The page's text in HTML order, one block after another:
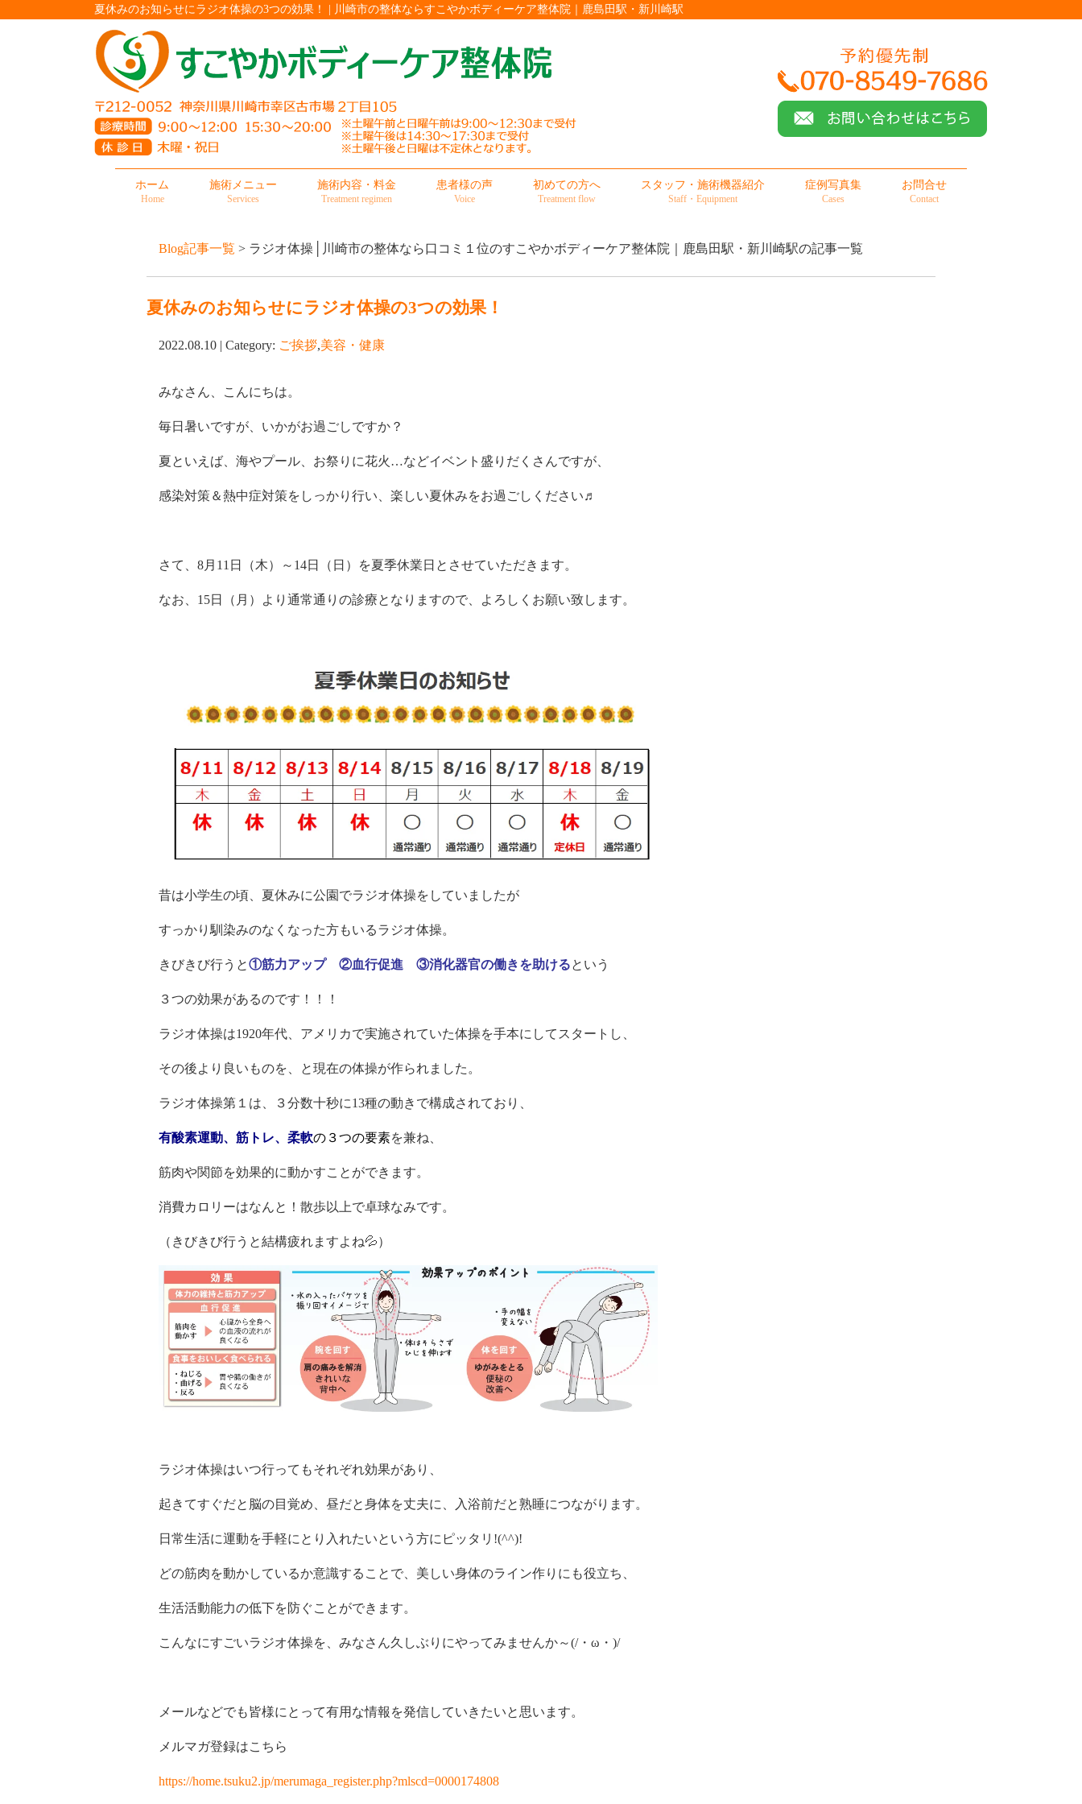
夏休みのお知らせにラジオ体操の3つの効果！ | 川崎市の整体ならすこやかボディーケア整体院｜鹿島田駅・新川崎駅
ホーム
Home
施術メニュー
Services
施術内容・料金
Treatment regimen
患者様の声
Voice
初めての方へ
Treatment flow
スタッフ・施術機器紹介
Staff・Equipment
症例写真集
Cases
お問合せ
Contact
Blog記事一覧 > ラジオ体操│川崎市の整体なら口コミ１位のすこやかボディーケア整体院｜鹿島田駅・新川崎駅の記事一覧
夏休みのお知らせにラジオ体操の3つの効果！
2022.08.10 | Category: ご挨拶,美容・健康
みなさん、こんにちは。
毎日暑いですが、いかがお過ごしですか？
夏といえば、海やプール、お祭りに花火…などイベント盛りだくさんですが、
感染対策＆熱中症対策をしっかり行い、楽しい夏休みをお過ごしください♬
さて、8月11日（木）～14日（日）を夏季休業日とさせていただきます。
なお、15日（月）より通常通りの診療となりますので、よろしくお願い致します。
昔は小学生の頃、夏休みに公園でラジオ体操をしていましたが
すっかり馴染みのなくなった方もいるラジオ体操。
きびきび行うと①筋力アップ ②血行促進 ③消化器官の働きを助けるという
３つの効果があるのです！！！
ラジオ体操は1920年代、アメリカで実施されていた体操を手本にしてスタートし、
その後より良いものを、と現在の体操が作られました。
ラジオ体操第１は、３分数十秒に13種の動きで構成されており、
有酸素運動、筋トレ、柔軟の３つの要素を兼ね、
筋肉や関節を効果的に動かすことができます。
消費カロリーはなんと！散歩以上で卓球なみです。
（きびきび行うと結構疲れますよね💦）
ラジオ体操はいつ行ってもそれぞれ効果があり、
起きてすぐだと脳の目覚め、昼だと身体を丈夫に、入浴前だと熟睡につながります。
日常生活に運動を手軽にとり入れたいという方にピッタリ!(^^)!
どの筋肉を動かしているか意識することで、美しい身体のライン作りにも役立ち、
生活活動能力の低下を防ぐことができます。
こんなにすごいラジオ体操を、みなさん久しぶりにやってみませんか～(/・ω・)/
メールなどでも皆様にとって有用な情報を発信していきたいと思います。
メルマガ登録はこちら
https://home.tsuku2.jp/merumaga_register.php?mlscd=0000174808